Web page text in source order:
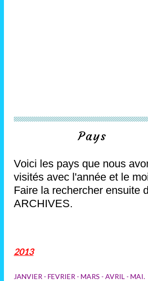
Pays
Voici les pays que nous
visités avec l'année et le
Faire la rechercher ensuite
ARCHIVES.
2013
JANVIER - FEVRIER - MARS - AVRIL - MAI.